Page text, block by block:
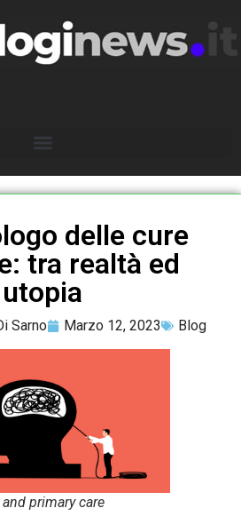
delle cure
tra realtà ed
utopia
Sarno Marzo 12, 2023 Blog
primary care